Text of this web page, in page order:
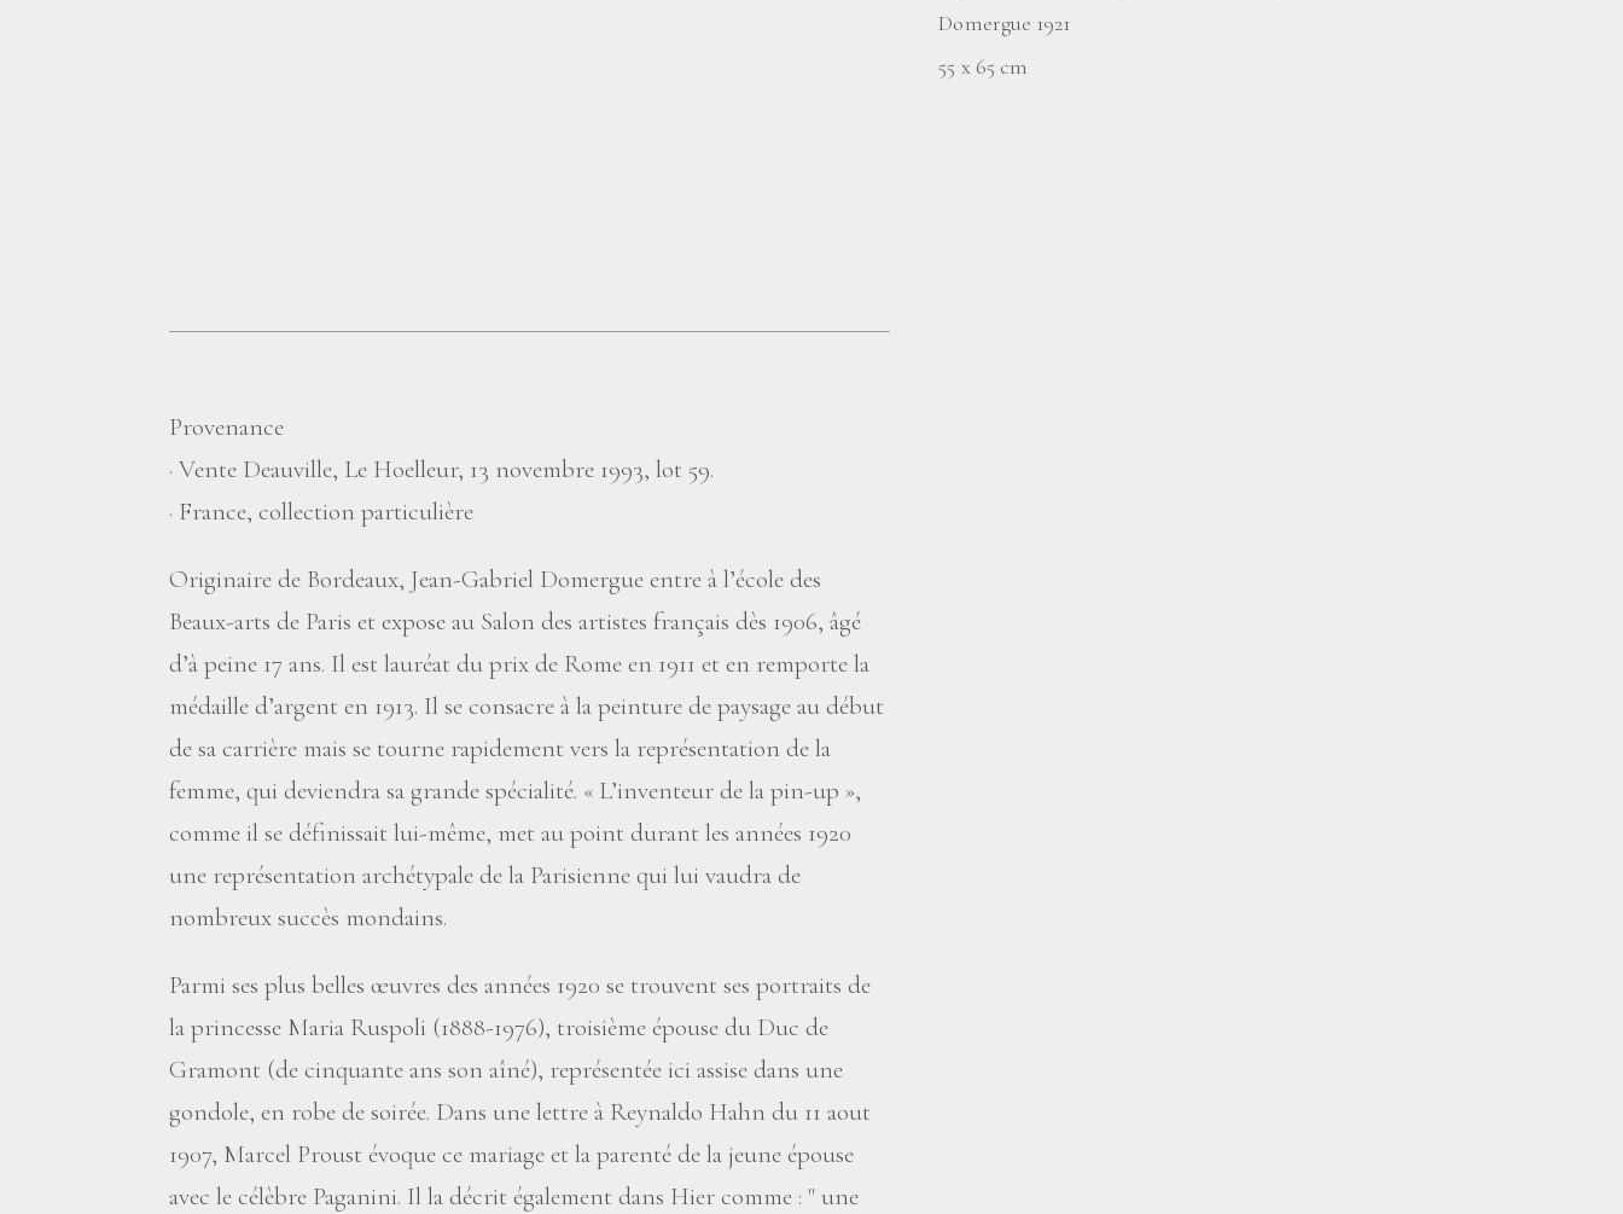
Domergue 1921
55 x 65 cm
Provenance
· Vente Deauville, Le Hoelleur, 13 novembre 1993, lot 59.
· France, collection particulière
Originaire de Bordeaux, Jean-Gabriel Domergue entre à l’école des
Beaux-arts de Paris et expose au Salon des artistes français dès 1906, âgé
d’à peine 17 ans. Il est lauréat du prix de Rome en 1911 et en remporte la
médaille d’argent en 1913. Il se consacre à la peinture de paysage au début
de sa carrière mais se tourne rapidement vers la représentation de la
femme, qui deviendra sa grande spécialité. « L’inventeur de la pin-up »,
comme il se définissait lui-même, met au point durant les années 1920
une représentation archétypale de la Parisienne qui lui vaudra de
nombreux succès mondains.
Parmi ses plus belles œuvres des années 1920 se trouvent ses portraits de
la princesse Maria Ruspoli (1888-1976), troisième épouse du Duc de
Gramont (de cinquante ans son aîné), représentée ici assise dans une
gondole, en robe de soirée. Dans une lettre à Reynaldo Hahn du 11 aout
1907, Marcel Proust évoque ce mariage et la parenté de la jeune épouse
avec le célèbre Paganini. Il la décrit également dans Hier comme : " une